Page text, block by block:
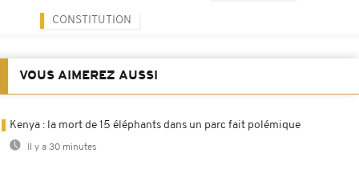
CONSTITUTION
VOUS AIMEREZ AUSSI
Kenya : la mort de 15 éléphants dans un parc fait polémique
Il y a 30 minutes